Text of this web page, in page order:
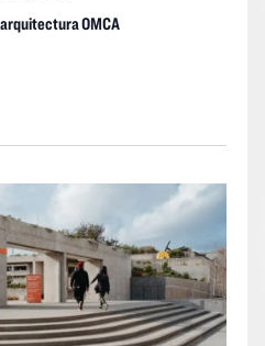
OMCA
charla